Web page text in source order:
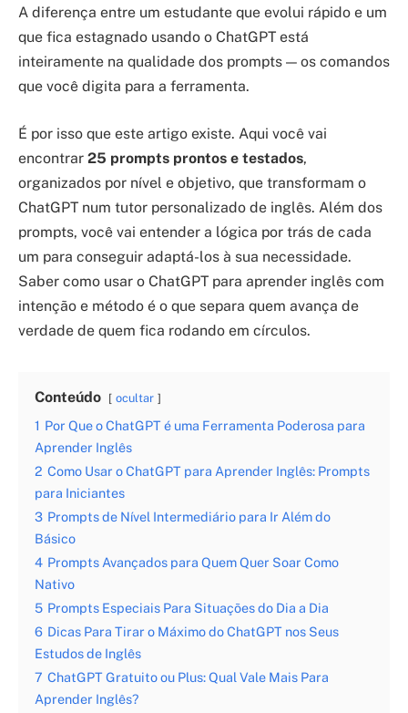
A diferença entre um estudante que evolui rápido e um
que fica estagnado usando o ChatGPT está
inteiramente na qualidade dos prompts — os comandos
que você digita para a ferramenta.
É por isso que este artigo existe. Aqui você vai
encontrar 25 prompts prontos e testados,
organizados por nível e objetivo, que transformam o
ChatGPT num tutor personalizado de inglês. Além dos
prompts, você vai entender a lógica por trás de cada
um para conseguir adaptá-los à sua necessidade.
Saber como usar o ChatGPT para aprender inglês com
intenção e método é o que separa quem avança de
verdade de quem fica rodando em círculos.
Conteúdo ocultar
1 Por Que o ChatGPT é uma Ferramenta Poderosa para
Aprender Inglês
2 Como Usar o ChatGPT para Aprender Inglês: Prompts
para Iniciantes
3 Prompts de Nível Intermediário para Ir Além do
Básico
4 Prompts Avançados para Quem Quer Soar Como
Nativo
5 Prompts Especiais Para Situações do Dia a Dia
6 Dicas Para Tirar o Máximo do ChatGPT nos Seus
Estudos de Inglês
7 ChatGPT Gratuito ou Plus: Qual Vale Mais Para
Aprender Inglês?